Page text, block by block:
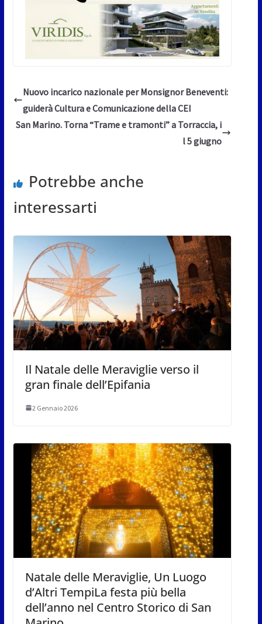
Nuovo incarico nazionale per Monsignor Beneventi:
guiderà Cultura e Comunicazione della CEI
San Marino. Torna “Trame e tramonti” a Torraccia, i
l 5 giugno
Potrebbe anche
interessarti
Il Natale delle Meraviglie verso il
gran finale dell’Epifania
2 Gennaio 2026
Natale delle Meraviglie, Un Luogo
d’Altri TempiLa festa più bella
dell’anno nel Centro Storico di San